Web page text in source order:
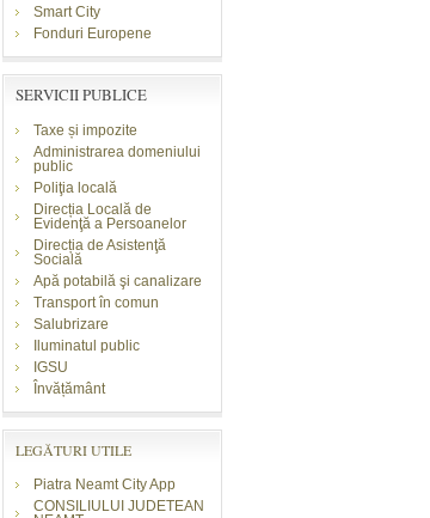
Smart City
Fonduri Europene
SERVICII PUBLICE
Taxe și impozite
Administrarea domeniului
public
Poliţia locală
Direcția Locală de
Evidenţă a Persoanelor
Direcția de Asistenţă
Socială
Apă potabilă şi canalizare
Transport în comun
Salubrizare
Iluminatul public
IGSU
Învățământ
LEGĂTURI UTILE
Piatra Neamt City App
CONSILIULUI JUDETEAN